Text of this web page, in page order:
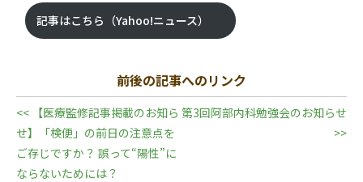
記事はこちら（Yahoo!ニュース）
前後の記事へのリンク
<< 【医療監修記事掲載のお知ら
せ】「検便」の前日の注意点を
ご存じですか？ 誤って“陽性”に
ならないためには？
第3回阿部内科勉強会のお知らせ
>>